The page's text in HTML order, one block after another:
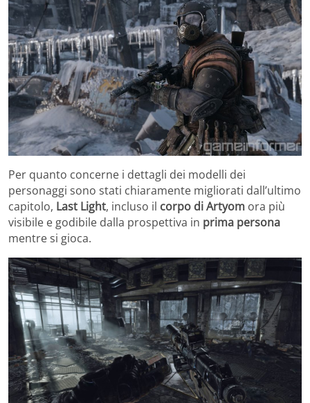
Per quanto concerne i dettagli dei modelli dei
personaggi sono stati chiaramente migliorati dall’ultimo
capitolo, Last Light, incluso il corpo di Artyom ora più
visibile e godibile dalla prospettiva in prima persona
mentre si gioca.